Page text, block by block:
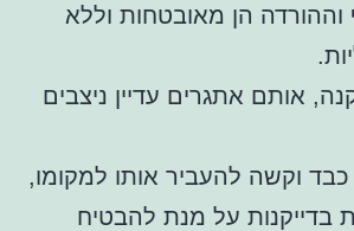
וההורדה הן מאובטחות וללא
אותם אתגרים עדיין ניצבים
כבד וקשה להעביר אותו למקומו,
בדייקנות על מנת להבטיח